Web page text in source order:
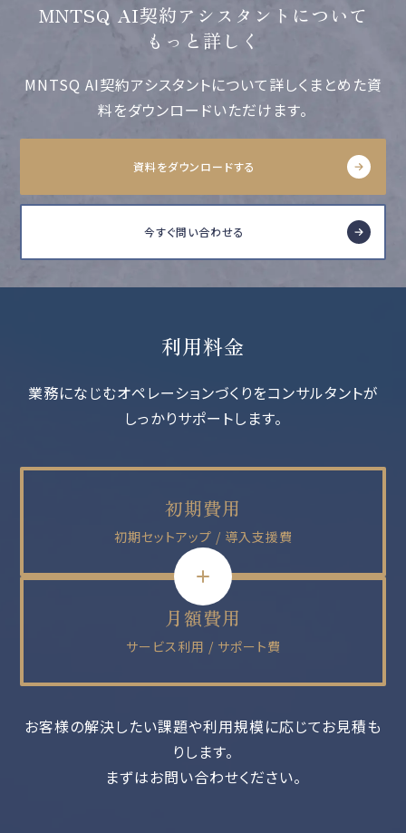
MNTSQ AI契約アシスタントについて
もっと詳しく
MNTSQ AI契約アシスタントについて詳しくまとめた資
料をダウンロードいただけます。
資料をダウンロードする
今すぐ問い合わせる
利用料金
業務になじむオペレーションづくりをコンサルタントが
しっかりサポートします。
初期費用
初期セットアップ / 導入支援費
月額費用
サービス利用 / サポート費
お客様の解決したい課題や利用規模に応じてお見積も
りします。
まずはお問い合わせください。